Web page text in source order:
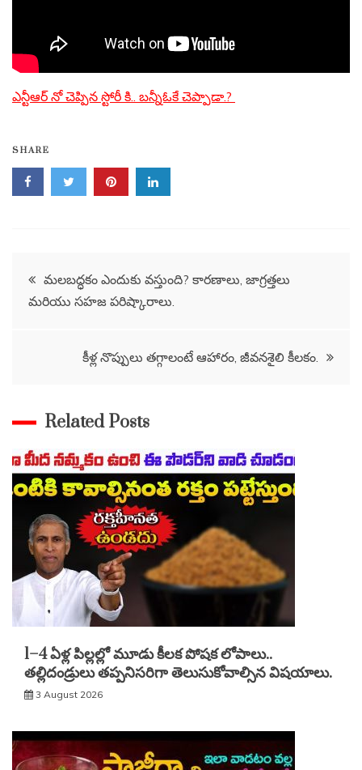
ఎన్టీఆర్ నో చెప్పిన స్టోరీ కి.. బన్నీఓకే చెప్పాడా.?
SHARE
Post
navigation
మలబద్ధకం ఎందుకు వస్తుంది? కారణాలు, జాగ్రత్తలు
మరియు సహజ పరిష్కారాలు.
కీళ్ల నొప్పులు తగ్గాలంటే ఆహారం, జీవనశైలి కీలకం.
Related Posts
1–4 ఏళ్ల పిల్లల్లో మూడు కీలక పోషక లోపాలు..
తల్లిదండ్రులు తప్పనిసరిగా తెలుసుకోవాల్సిన విషయాలు.
3 August 2026